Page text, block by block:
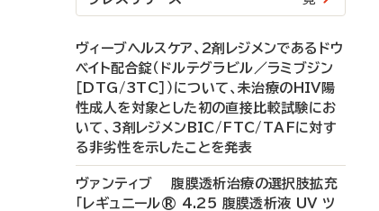
ヴィーブヘルスケア、2剤レジメンであるドウ
ベイト配合錠（ドルテグラビル／ラミブジン
［DTG/3TC］）について、未治療のHIV陽
性成人を対象とした初の直接比較試験にお
いて、3剤レジメンBIC/FTC/TAFに対す
る非劣性を示したことを発表
ヴァンティブ 腹膜透析治療の選択肢拡充
「レギュニール® 4.25 腹膜透析液 UV ツ